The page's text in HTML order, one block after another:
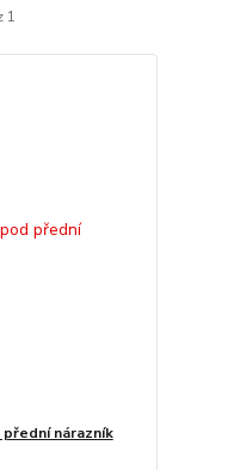
1
nárazník